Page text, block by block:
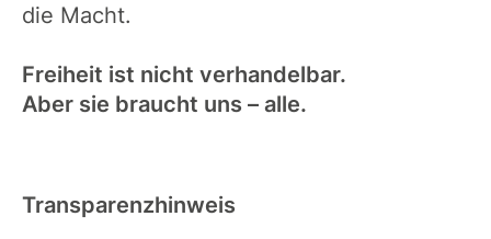
die Macht.
Freiheit ist nicht verhandelbar.
Aber sie braucht uns – alle.
Transparenzhinweis